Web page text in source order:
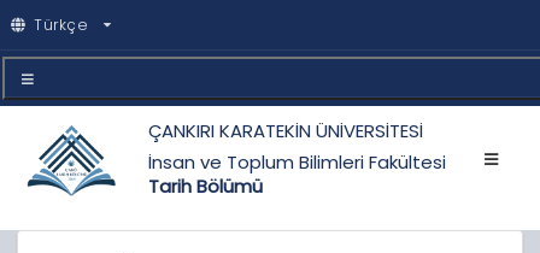
Türkçe
ÇANKIRI KARATEKİN ÜNİVERSİTESİ
İnsan ve Toplum Bilimleri Fakültesi
Tarih Bölümü